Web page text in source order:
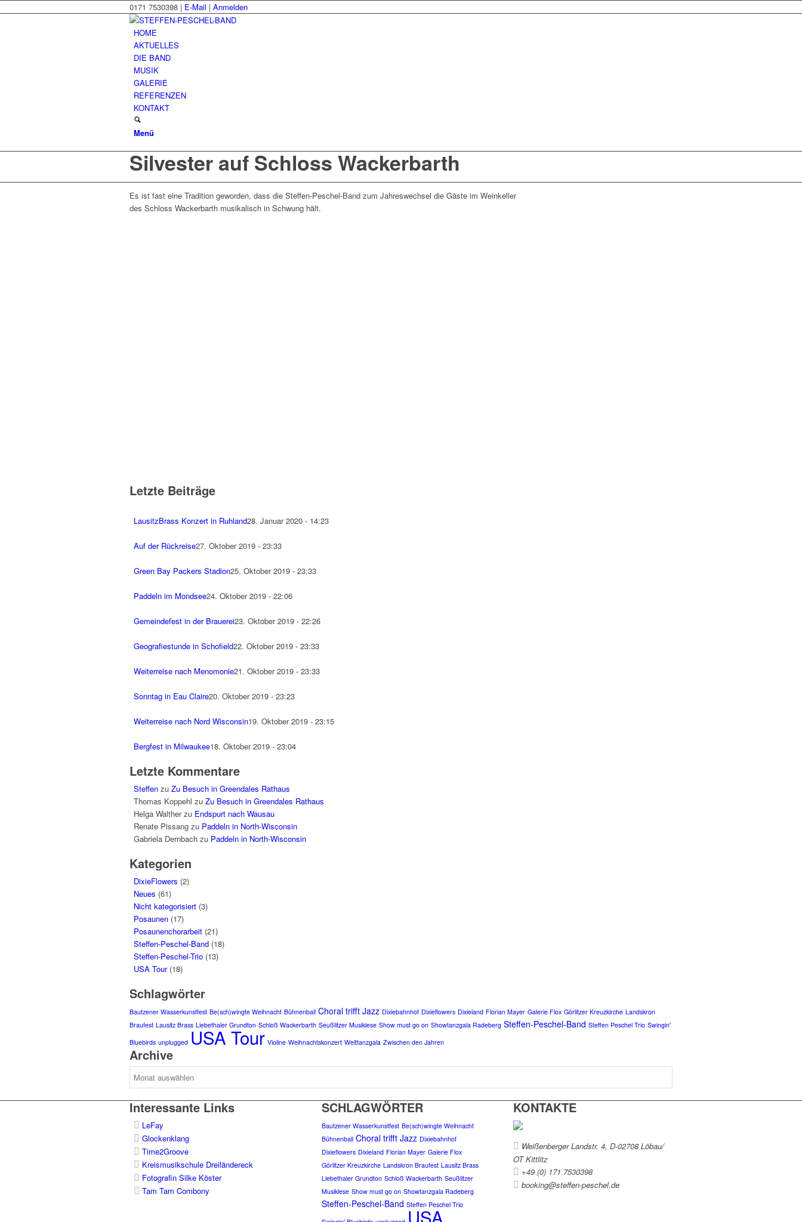
0171 7530398 | E-Mail | Anmelden
HOME
AKTUELLES
DIE BAND
MUSIK
GALERIE
REFERENZEN
KONTAKT
Menü
Silvester auf Schloss Wackerbarth
Es ist fast eine Tradition geworden, dass die Steffen-Peschel-Band zum Jahreswechsel die Gäste im Weinkeller
des Schloss Wackerbarth musikalisch in Schwung hält.
Letzte Beiträge
LausitzBrass Konzert in Ruhland28. Januar 2020 - 14:23
Auf der Rückreise27. Oktober 2019 - 23:33
Green Bay Packers Stadion25. Oktober 2019 - 23:33
Paddeln im Mondsee24. Oktober 2019 - 22:06
Gemeindefest in der Brauerei23. Oktober 2019 - 22:26
Geografiestunde in Schofield22. Oktober 2019 - 23:33
Weiterreise nach Menomonie21. Oktober 2019 - 23:33
Sonntag in Eau Claire20. Oktober 2019 - 23:23
Weiterreise nach Nord Wisconsin19. Oktober 2019 - 23:15
Bergfest in Milwaukee18. Oktober 2019 - 23:04
Letzte Kommentare
Steffen zu Zu Besuch in Greendales Rathaus
Thomas Koppehl zu Zu Besuch in Greendales Rathaus
Helga Waltherzu Endspurt nach Wausau
Renate Pissang zu Paddeln in North-Wisconsin
Gabriela Dernbach zu Paddeln in North-Wisconsin
Kategorien
DixieFlowers (2)
Neues (61)
Nicht kategorisiert (3)
Posaunen (17)
Posaunenchorarbeit (21)
Steffen-Peschel-Band (18)
Steffen-Peschel-Trio (13)
USA Tour(18)
Schlagwörter
Bautzener Wasserkunstfest Be(sch)wingte Weihnacht Bühnenball Choral trifft Jazz Dixiebahnhof Dixieflowers Dixieland Florian Mayer Galerie Flox Görlitzer Kreuzkirche Landskron
Braufest Lausitz Brass Liebethaler Grundton Schloß Wackerbarth Seußlitzer Musiklese Show must go on Showtanzgala Radeberg Steffen-Peschel-Band Steffen Peschel Trio Swingin'
Bluebirds unplugged USA Tour Violine Weihnachtskonzert Welttanzgala Zwischen den Jahren
Archive
Interessante Links
LeFay
Glockenklang
Time2Groove
Kreismusikschule Dreiländereck
Fotografin Silke Köster
Tam Tam Combony
SCHLAGWÖRTER
Bautzener Wasserkunstfest Be(sch)wingte Weihnacht
Bühnenball Choral trifft Jazz Dixiebahnhof
Dixieflowers Dixieland Florian Mayer Galerie Flox
Görlitzer Kreuzkirche Landskron Braufest Lausitz Brass
Liebethaler Grundton Schloß Wackerbarth Seußlitzer
Musiklese Show must go on Showtanzgala Radeberg
Steffen-Peschel-Band Steffen Peschel Trio
USA
KONTAKTE
Weißenberger Landstr. 4, D-02708 Löbau/
OT Kittlitz
+49 (0) 171 7530398
booking@steffen-peschel.de